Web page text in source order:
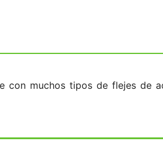
con muchos tipos de flejes de